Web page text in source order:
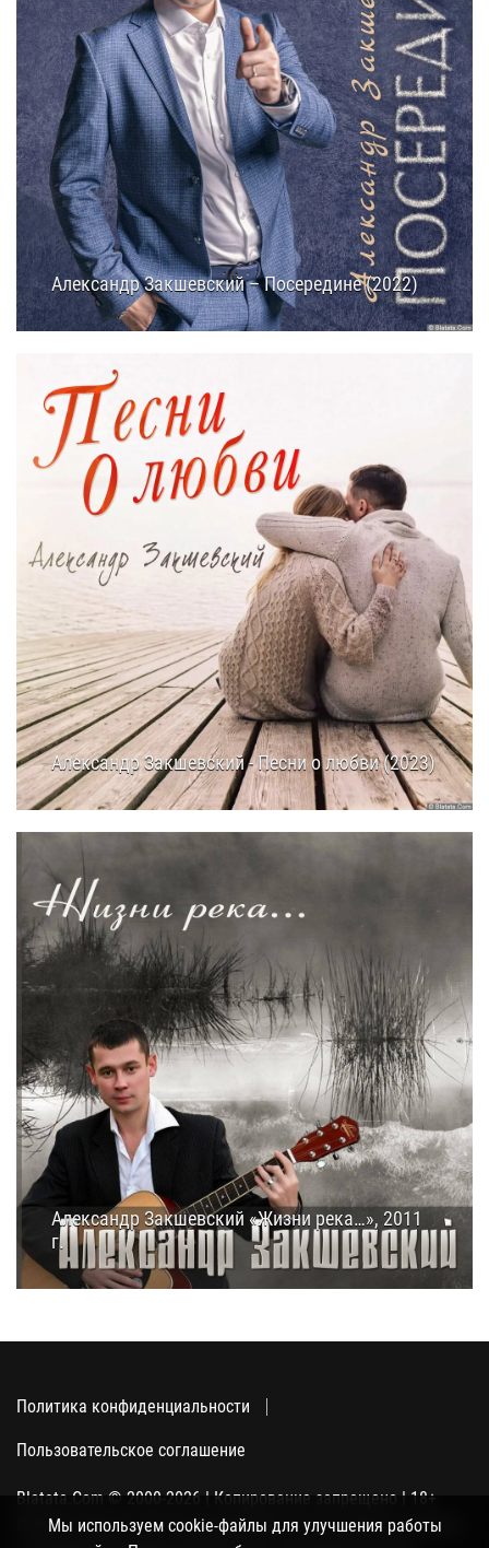
Александр Закшевский – Посередине (2022)
27.01.2025 14:55
Александр Закшевский - Песни о любви (2023)
03.05.202315:25
Александр Закшевский «Жизни река…», 2011
г.
07.07.201113:00
Политика конфиденциальности
Пользовательское соглашение
Blatata.Com © 2000-2026 | Копирование запрещено | 18+
Использование сайта подразумевает ваше полное согласие
Мы используем cookie-файлы для улучшения работы